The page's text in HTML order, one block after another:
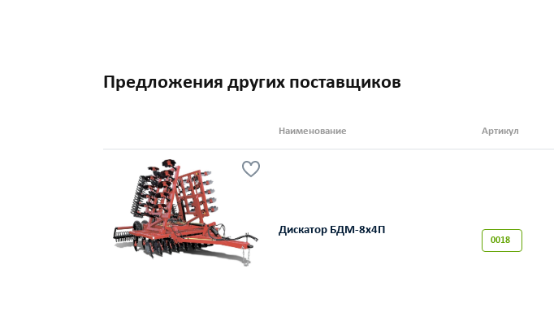
Предложения других поставщиков
Наименование Артикул
Дискатор БДМ-8х4П
0018